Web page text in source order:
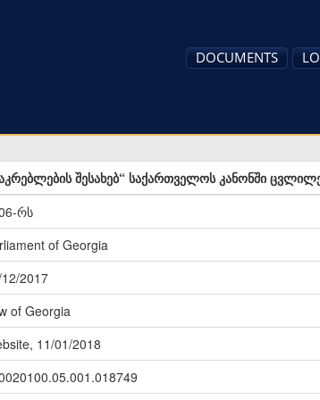
DOCUMENTS
შესახებ“ საქართველოს კანონში
რს
of Georgia
2017
of Georgia
11/01/2018